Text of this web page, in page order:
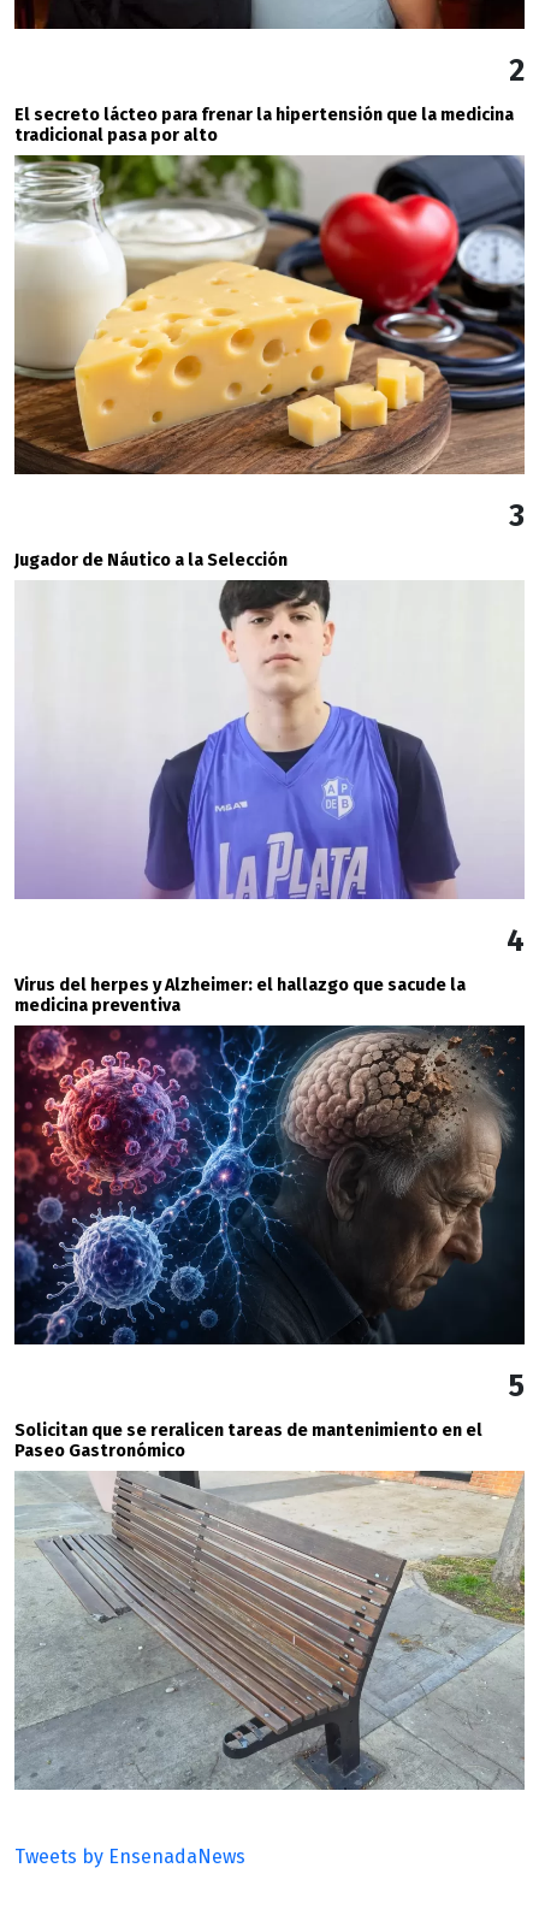
2
El secreto lácteo para frenar la hipertensión que la medicina
tradicional pasa por alto
3
Jugador de Náutico a la Selección
4
Virus del herpes y Alzheimer: el hallazgo que sacude la
medicina preventiva
5
Solicitan que se reralicen tareas de mantenimiento en el
Paseo Gastronómico
Tweets by EnsenadaNews